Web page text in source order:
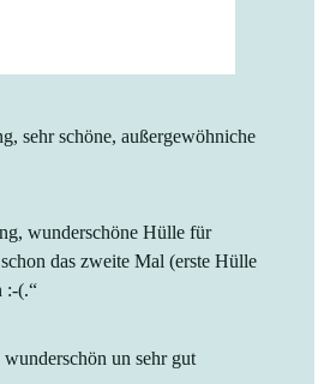
sehr schöne, außergewöhniche
wunderschöne Hülle für
das zweite Mal (erste Hülle
:-(.“
un sehr gut